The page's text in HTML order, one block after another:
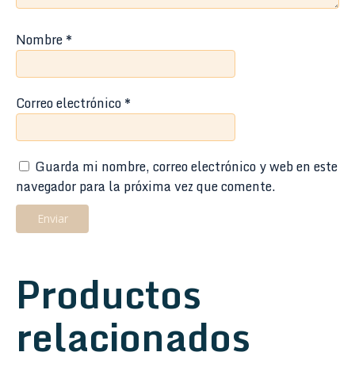
Nombre*
Correo electrónico*
Guarda mi nombre, correo electrónico y web en este
navegador para la próxima vez que comente.
Productos
relacionados